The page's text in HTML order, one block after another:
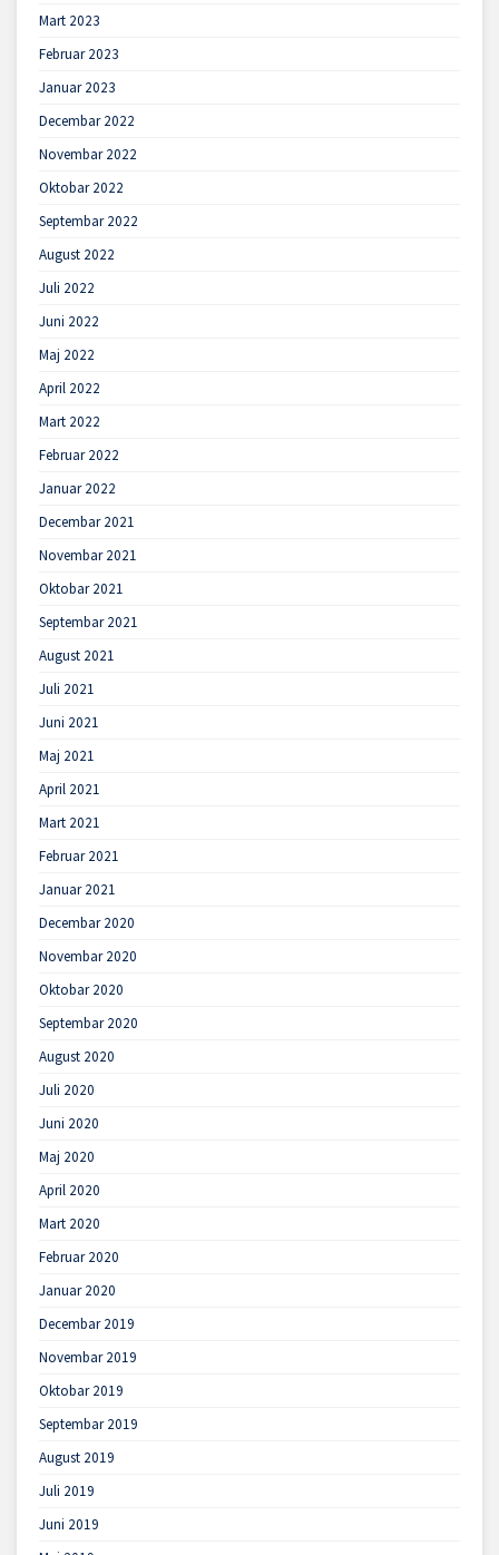
Mart 2023
Februar 2023
Januar 2023
Decembar 2022
Novembar 2022
Oktobar 2022
Septembar 2022
August 2022
Juli 2022
Juni 2022
Maj 2022
April 2022
Mart 2022
Februar 2022
Januar 2022
Decembar 2021
Novembar 2021
Oktobar 2021
Septembar 2021
August 2021
Juli 2021
Juni 2021
Maj 2021
April 2021
Mart 2021
Februar 2021
Januar 2021
Decembar 2020
Novembar 2020
Oktobar 2020
Septembar 2020
August 2020
Juli 2020
Juni 2020
Maj 2020
April 2020
Mart 2020
Februar 2020
Januar 2020
Decembar 2019
Novembar 2019
Oktobar 2019
Septembar 2019
August 2019
Juli 2019
Juni 2019